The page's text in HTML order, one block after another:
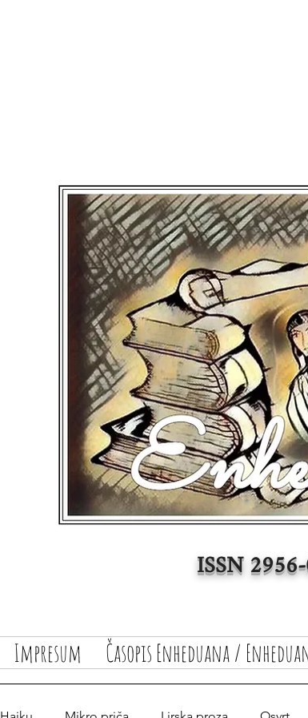
ISSN
Impresum Časopis Enheduana /